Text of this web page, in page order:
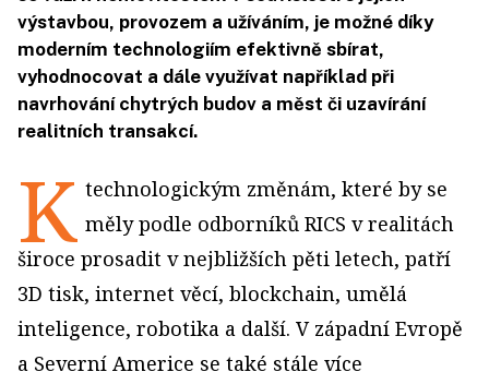
výstavbou, provozem a užíváním, je možné díky
moderním technologiím efektivně sbírat,
vyhodnocovat a dále využívat například při
navrhování chytrých budov a měst či uzavírání
realitních transakcí.
K technologickým změnám, které by se
měly podle odborníků RICS v realitách
široce prosadit v nejbližších pěti letech, patří
3D tisk, internet věcí, blockchain, umělá
inteligence, robotika a další. V západní Evropě
a Severní Americe se také stále více